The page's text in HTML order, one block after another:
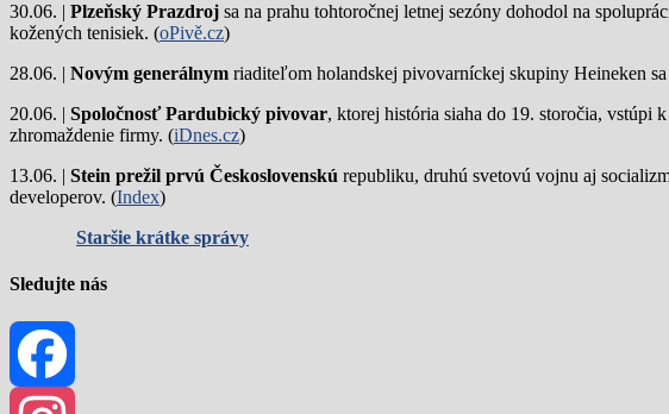
30.06. | Plzeňský Prazdroj sa na prahu tohtoročnej letnej sezóny dohodol na
kožených tenisiek. (oPivě.cz)
28.06. | Novým generálnym riaditeľom holandskej pivovarníckej skupiny Heineken
20.06. | Spoločnosť Pardubický pivovar, ktorej história siaha do 19. storočia, vstúpi
zhromaždenie firmy. (iDnes.cz)
13.06. | Stein prežil prvú Československú republiku, druhú svetovú vojnu aj
developerov. (Index)
Staršie krátke správy
Sledujte nás